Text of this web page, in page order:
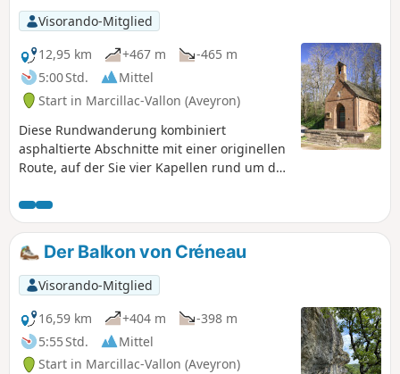
Visorando-Mitglied
12,95 km
+467 m
-465 m
5:00 Std.
Mittel
Start in Marcillac-Vallon (Aveyron)
Diese Rundwanderung kombiniert
asphaltierte Abschnitte mit einer originellen
Route, auf der Sie vier Kapellen rund um das
Zwei markierte Abschnitte (GR® 62 undPR®)
erleichtern die Fortbewegung auf
demzweiten Teil der Strecke, ab Saint-Jean-
le-Froid, dem höchsten Punkt dieser Route,
die sich auf das kleine religiöse Erbe
konzentriert. Achtung: Nach der
Beschädigung des Weges in der Schlucht
von Bruéjouls wurde gerade eine
Rückwegvariante veröffentlicht.
Der Balkon von Créneau
Visorando-Mitglied
16,59 km
+404 m
-398 m
5:55 Std.
Mittel
Start in Marcillac-Vallon (Aveyron)